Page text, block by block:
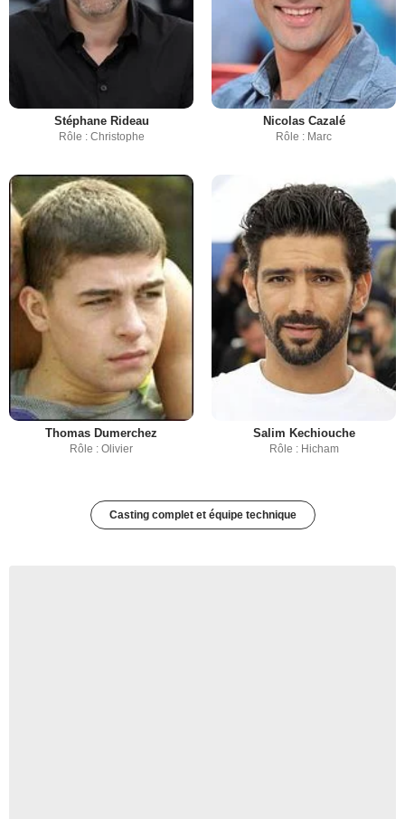
Stéphane Rideau
Rôle : Christophe
Nicolas Cazalé
Rôle : Marc
Thomas Dumerchez
Rôle : Olivier
Salim Kechiouche
Rôle : Hicham
Casting complet et équipe technique